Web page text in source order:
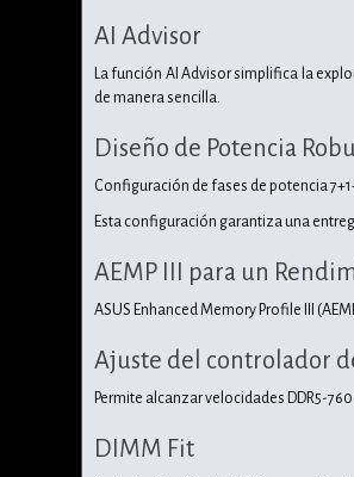
AI Advisor
La función AI Advisor simplifica la
de manera sencilla.
Diseño de Potencia
Configuración de fases de potencia
Esta configuración garantiza una
AEMP III para un
ASUS Enhanced Memory Profile III
Ajuste del controlador
Permite alcanzar velocidades DDR5-
DIMM Fit